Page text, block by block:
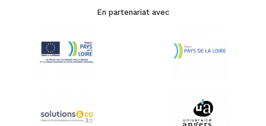
En partenariat avec